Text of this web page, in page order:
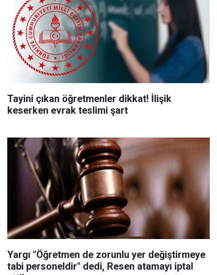
Tayini çıkan öğretmenler dikkat! İlişik
keserken evrak teslimi şart
Yargı "Öğretmen de zorunlu yer değiştirmeye
tabi personeldir" dedi, Resen atamayı iptal